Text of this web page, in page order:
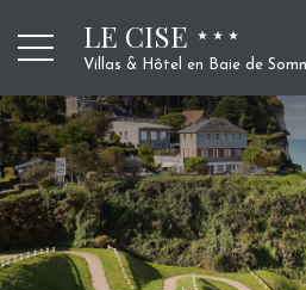
LE CISE
Villas & Hôtel en Baie de